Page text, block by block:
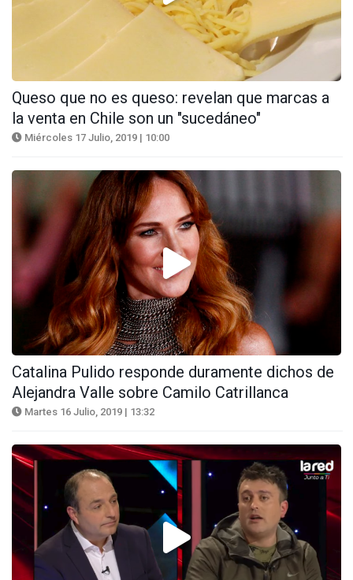
Queso que no es queso: revelan que marcas a
la venta en Chile son un "sucedáneo"
Miércoles 17 Julio, 2019 | 10:00
Catalina Pulido responde duramente dichos de
Alejandra Valle sobre Camilo Catrillanca
Martes 16 Julio, 2019 | 13:32